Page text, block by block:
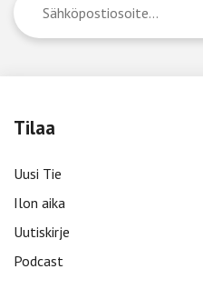
Tilaa
Uusi Tie
Ilon aika
Uutiskirje
Podcast